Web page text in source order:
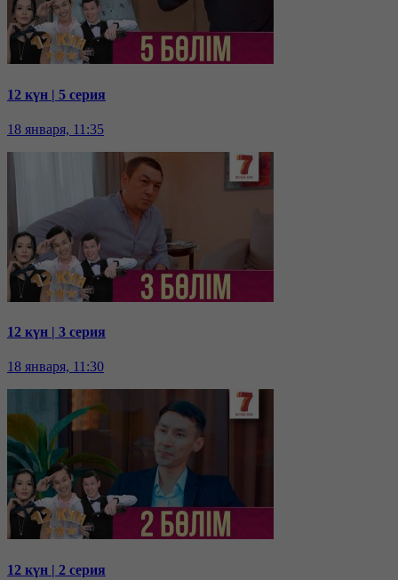
12 күн | 5 серия
18 января, 11:35
12 күн | 3 серия
18 января, 11:30
12 күн | 2 серия